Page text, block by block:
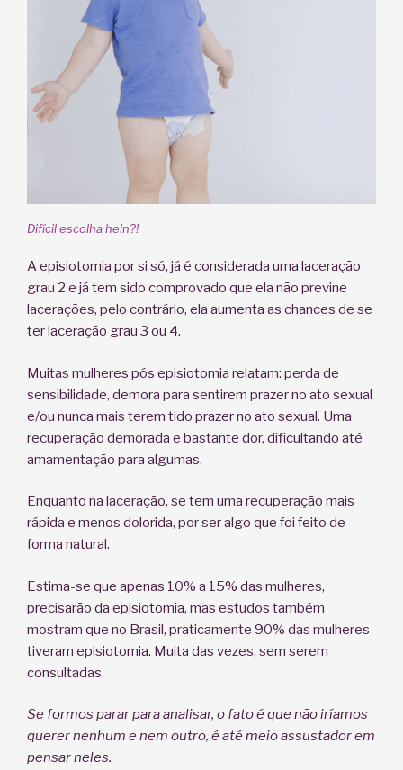
Difícil escolha hein?!
A episiotomia por si só, já é considerada uma laceração
grau 2 e já tem sido comprovado que ela não previne
lacerações, pelo contrário, ela aumenta as chances de se
ter laceração grau 3 ou 4.
Muitas mulheres pós episiotomia relatam: perda de
sensibilidade, demora para sentirem prazer no ato sexual
e/ou nunca mais terem tido prazer no ato sexual. Uma
recuperação demorada e bastante dor, dificultando até
amamentação para algumas.
Enquanto na laceração, se tem uma recuperação mais
rápida e menos dolorida, por ser algo que foi feito de
forma natural.
Estima-se que apenas 10% a 15% das mulheres,
precisarão da episiotomia, mas estudos também
mostram que no Brasil, praticamente 90% das mulheres
tiveram episiotomia. Muita das vezes, sem serem
consultadas.
Se formos parar para analisar, o fato é que não iríamos
querer nenhum e nem outro, é até meio assustador em
pensar neles.